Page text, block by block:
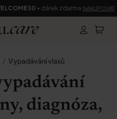
+ dárek zdarma NAKUPOVAT
Vypadávání vlasů
diagnóza,